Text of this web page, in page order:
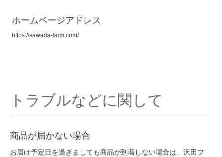
ホームページアドレス
https://sawada-farm.com/
トラブルなどに関して
商品が届かない場合
お届け予定日を過ぎましても商品が到着しない場合は、沢田フ